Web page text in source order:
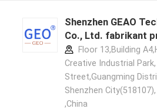
Shenzhen GEAO
Co., Ltd. fabrikant
Floor 13,Building
Creative Industrial
Street,Guangming
Shenzhen City(518107),
,China